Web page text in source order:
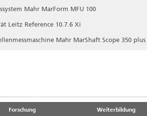
Mahr MarForm MFU 100
Leitz Reference 10.7.6 Xi
Mahr MarShaft Scope 350 plus
Forschung Weiterbildung